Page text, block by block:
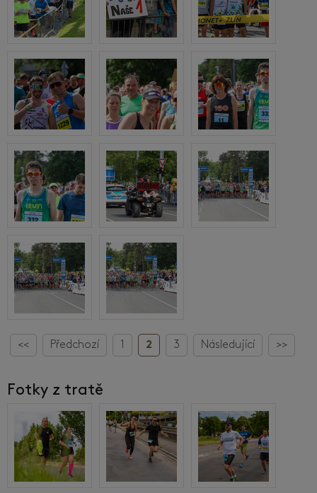
<< Předchozí 1 2 3 Následující >>
Fotky z tratě